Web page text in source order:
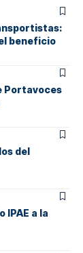
beneficio
Portavoces
del
IPAE a la